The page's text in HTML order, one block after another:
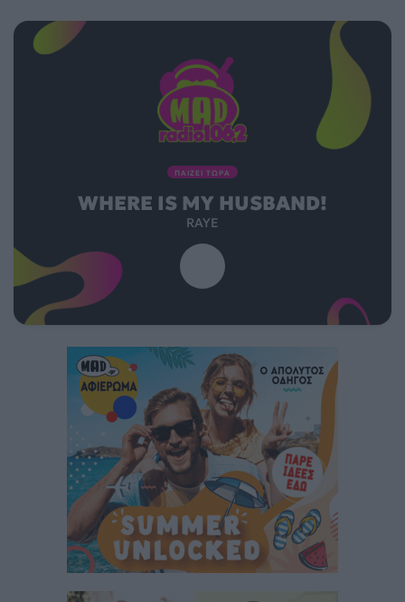
ΠΑΙΖΕΙ ΤΩΡΑ
WHERE IS MY HUSBAND!
RAYE